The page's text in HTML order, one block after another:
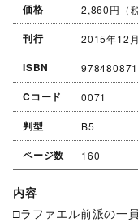
価格 2,860円（税
刊行 2015年12月
ISBN
Cコード 0071
判型 B5
ページ数 160
内容
□ラファエル前派の一